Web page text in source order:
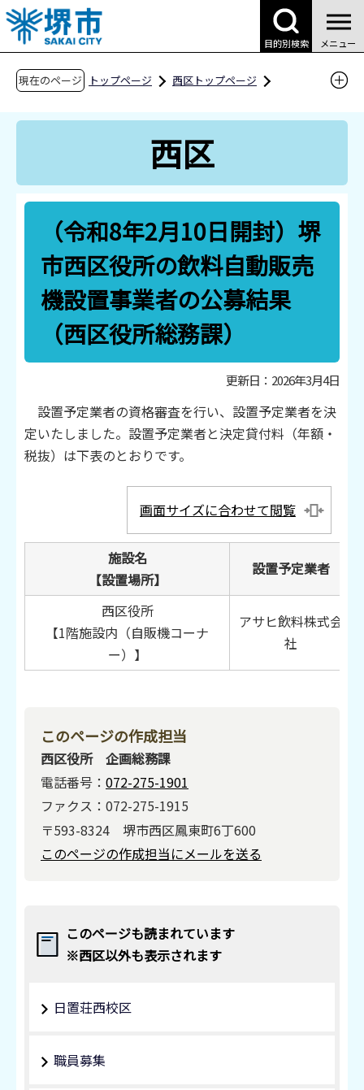
こ
の
ペ
目的別検索 メニュー
現在のページ トップページ
西区トップページ
動販売機設置事業者の公募結果（西区役所総務
西区
（令和8年2月10日開封）堺
市西区役所の飲料自動販売
機設置事業者の公募結果
（西区役所総務課）
更新日：2026年3月4日
設置予定業者の資格審査を行い、設置予定業者を決
定いたしました。設置予定業者と決定貸付料（年額・
税抜）は下表のとおりです。
画面サイズに合わせて閲覧
施設名
【設置場所】
設置予定業者
西区役所
【1階施設内（自販機コーナ
ー）】
アサヒ飲料株式会
社
このページの作成担当
西区役所 企画総務課
電話番号： 072-275-1901
ファクス：072-275-1915
〒593-8324 堺市西区鳳東町6丁600
このページの作成担当にメールを送る
このページも読まれています
※西区以外も表示されます
日置荘西校区
職員募集